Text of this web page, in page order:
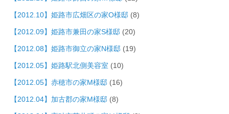
【2012.10】姫路市広畑区の家O様邸 (8)
【2012.09】姫路市兼田の家S様邸 (20)
【2012.08】姫路市御立の家N様邸 (19)
【2012.05】姫路駅北側美容室 (10)
【2012.05】赤穂市の家M様邸 (16)
【2012.04】加古郡の家M様邸 (8)